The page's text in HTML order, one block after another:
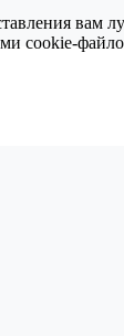
вам
cookie-